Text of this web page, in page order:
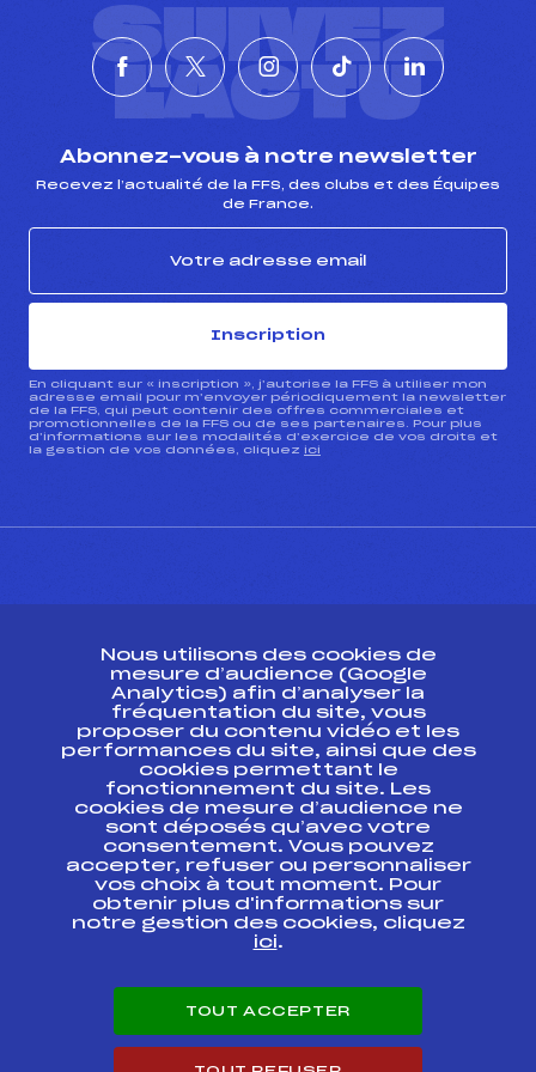
SUIVEZ
L'ACTU
Abonnez-vous à notre newsletter
Recevez l’actualité de la FFS, des clubs et des Équipes
de France.
Inscription
En cliquant sur « inscription », j’autorise la FFS à utiliser mon
adresse email pour m’envoyer périodiquement la newsletter
de la FFS, qui peut contenir des offres commerciales et
promotionnelles de la FFS ou de ses partenaires. Pour plus
d’informations sur les modalités d’exercice de vos droits et
la gestion de vos données, cliquez ici
Ressources
Pass’Neige
Projet sportif fédéral
Projet de performance fédéral
Antidopage
Pôle Développement, Formation, Suivi
Scientifique
Listes ministérielles
Pôle vie de l’athlète
Enseignement professionnel
Carrières
Nous utilisons des cookies de
mesure d’audience (Google
Analytics) afin d’analyser la
fréquentation du site, vous
proposer du contenu vidéo et les
performances du site, ainsi que des
cookies permettant le
fonctionnement du site. Les
cookies de mesure d’audience ne
sont déposés qu’avec votre
consentement. Vous pouvez
accepter, refuser ou personnaliser
vos choix à tout moment. Pour
obtenir plus d'informations sur
notre gestion des cookies, cliquez
ici.
TOUT ACCEPTER